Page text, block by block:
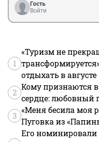
Гость
Войти
1
«Туризм не
отдыхать в
2
Кому признаются
сердце: любовный
3
«Меня бесила моя
Пуговка из
Его номинировали